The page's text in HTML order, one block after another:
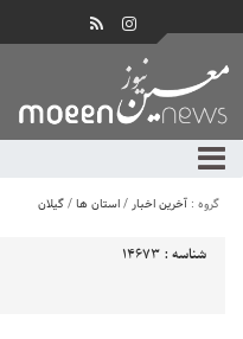
گروه : آخرین اخبار/استان ها/گیلان
شناسه : 14673